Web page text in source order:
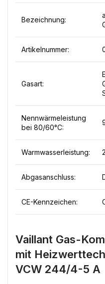
Bezeichnung:
Artikelnummer:
Gasart:
Nennwärmeleistung
bei 80/60°C:
Warmwasserleistung:
Abgasanschluss:
CE-Kennzeichen:
Vaillant Gas-
mit
VCW 244/4-5 A